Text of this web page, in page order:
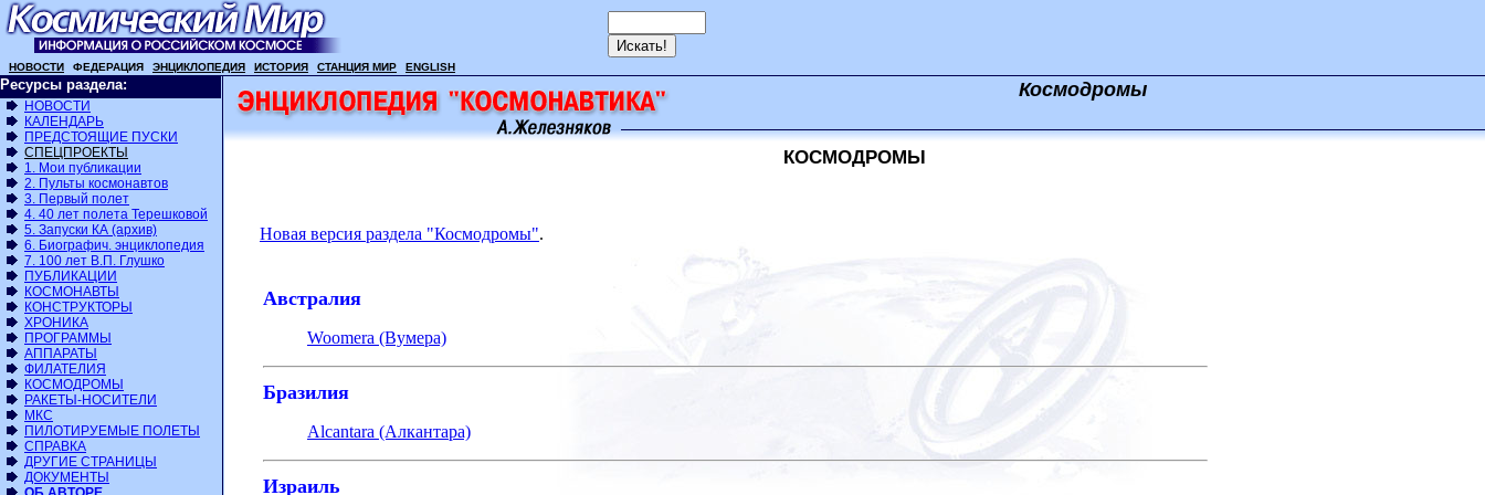
НОВОСТИ ФЕДЕРАЦИЯ ЭНЦИКЛОПЕДИЯ ИСТОРИЯ СТАНЦИЯ МИР ENGLISH
Ресурсы раздела:
НОВОСТИ
КАЛЕНДАРЬ
ПРЕДСТОЯЩИЕ ПУСКИ
СПЕЦПРОЕКТЫ
1. Мои публикации
2. Пульты космонавтов
3. Первый полет
4. 40 лет полета Терешковой
5. Запуски КА (архив)
6. Биографич. энциклопедия
7. 100 лет В.П. Глушко
ПУБЛИКАЦИИ
КОСМОНАВТЫ
КОНСТРУКТОРЫ
ХРОНИКА
ПРОГРАММЫ
АППАРАТЫ
ФИЛАТЕЛИЯ
КОСМОДРОМЫ
РАКЕТЫ-НОСИТЕЛИ
МКС
ПИЛОТИРУЕМЫЕ ПОЛЕТЫ
СПРАВКА
ДРУГИЕ СТРАНИЦЫ
ДОКУМЕНТЫ
Космодромы
КОСМОДРОМЫ
Новая версия раздела "Космодромы".
Австралия
Woomera (Вумера)
Бразилия
Alcantara (Алкантара)
Израиль